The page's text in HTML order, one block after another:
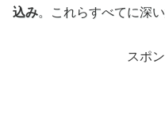
込み。これらすべてに深
スポ